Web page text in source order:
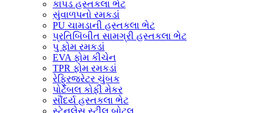
કાપડ હસ્તકલા ભેટ
સુંવાળપનો રમકડાં
PU ચામડાની હસ્તકલા ભેટ
પ્રતિબિંબીત સામગ્રી હસ્તકલા ભેટ
પુ ફોમ રમકડાં
EVA ફોમ કીચેન
TPR ફોમ રમકડાં
રેફ્રિજરેટર ચુંબક
પોર્ટેબલ કોફી મેકર
સૌંદર્ય હસ્તકલા ભેટ
સ્ટેનલેસ સ્ટીલ બોટલ